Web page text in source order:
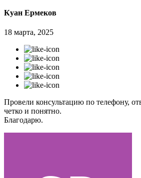
Куан Ермеков
18 марта, 2025
Провели консультацию по телефону,
четко и понятно.
Благодарю.